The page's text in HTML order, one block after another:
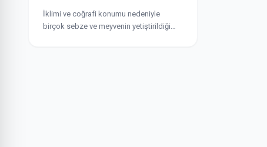
İklimi ve coğrafi konumu nedeniyle
birçok sebze ve meyvenin yetiştirildiği